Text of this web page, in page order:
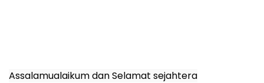
Assalamualaikum dan Selamat sejahtera